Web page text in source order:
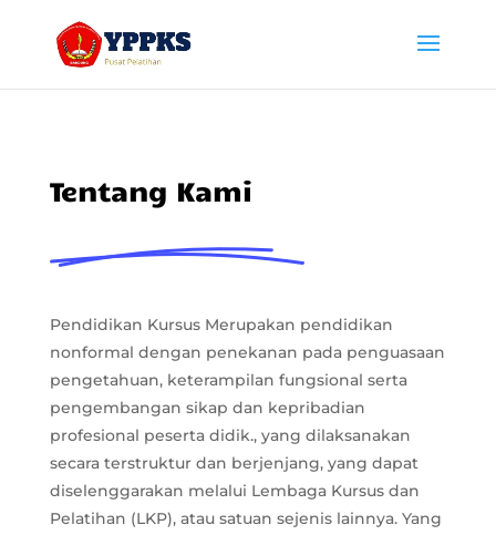
Tentang Kami
Pendidikan Kursus Merupakan pendidikan
nonformal dengan penekanan pada penguasaan
pengetahuan, keterampilan fungsional serta
pengembangan sikap dan kepribadian
profesional peserta didik., yang dilaksanakan
secara terstruktur dan berjenjang, yang dapat
diselenggarakan melalui Lembaga Kursus dan
Pelatihan (LKP), atau satuan sejenis lainnya. Yang